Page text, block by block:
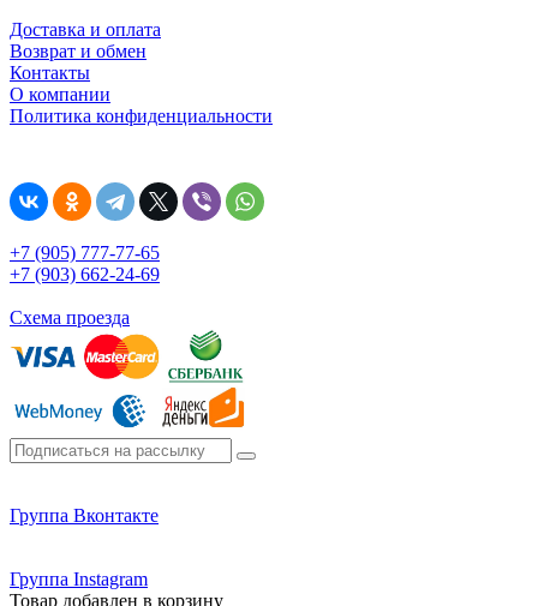
Доставка и оплата
Возврат и обмен
Контакты
О компании
Политика конфиденциальности
+7 (905) 777-77-65
+7 (903) 662-24-69
Схема проезда
Группа Вконтакте
Группа Instagram
Товар добавлен в корзину